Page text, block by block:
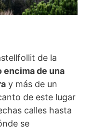
de la
de una
y más de un
de este lugar
calles hasta
se